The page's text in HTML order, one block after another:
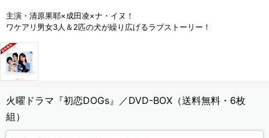
主演・清原果耶×成田凌×ナ・イヌ！
ワケアリ男女3人＆2匹の犬が繰り広げるラブストーリー！
火曜ドラマ『初恋DOGs』／DVD-BOX（送料無料・6枚
組）